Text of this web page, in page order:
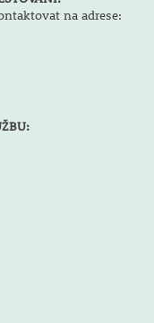
na adrese: